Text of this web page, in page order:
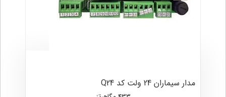
مدار سیماران 24 ولت کد Q24